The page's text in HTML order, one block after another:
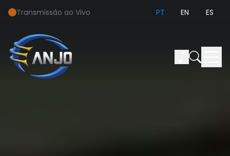
Transmissão ao Vivo PT EN ES